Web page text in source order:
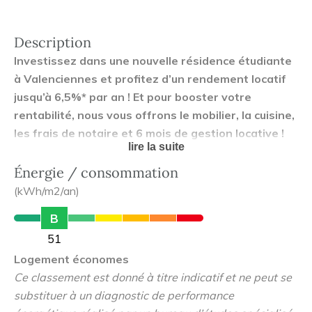
Description
Investissez dans une nouvelle résidence étudiante
à Valenciennes et profitez d’un rendement locatif
jusqu’à 6,5%* par an ! Et pour booster votre
rentabilité, nous vous offrons le mobilier, la cuisine,
les frais de notaire et 6 mois de gestion locative !
La ville abrite notamment Rubika, l'une des meilleures
facultés de Design produit de France, située à seulement
5 min en vélo, ou à 16 min en tramway dont l’arrêt se
situe à seulement 5 min. à pied. Toutes proches, les
universités de Polytechnique des Hauts-de-France, l’IUT
ainsi que le centre Hospitalier de Valenciennes viennent
conforter le besoin de nombreux jeunes actifs et
d'étudiants à la recherche de logements.
lire la suite
Énergie / consommation
(kWh/m2/an)
B
51
Logement économes
Ce classement est donné à titre indicatif et ne peut se
substituer à un diagnostic de performance